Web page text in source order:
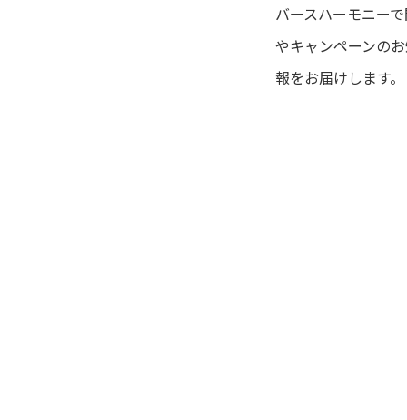
バースハーモニー
やキャンペーンの
報をお届けします。